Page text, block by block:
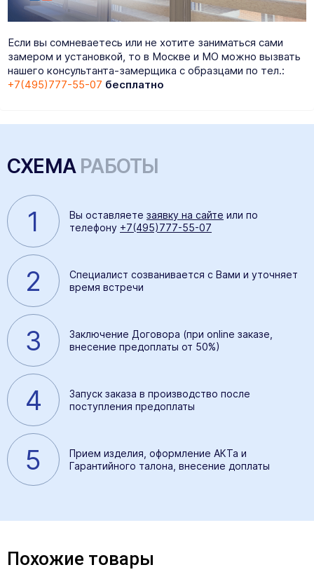
Если вы сомневаетесь или не хотите заниматься сами
замером и установкой, то в Москве и МО можно вызвать
нашего консультанта-замерщика с образцами по тел.:
+7(495)777-55-07 бесплатно
СХЕМАРАБОТЫ
1 Вы оставляете заявку на сайте или по
телефону +7(495)777-55-07
2
Специалист созванивается с Вами и уточняет
время встречи
3
Заключение Договора (при online заказе,
внесение предоплаты от 50%)
4
Запуск заказа в производство после
поступления предоплаты
5
Прием изделия, оформление АКТа и
Гарантийного талона, внесение доплаты
Похожие товары